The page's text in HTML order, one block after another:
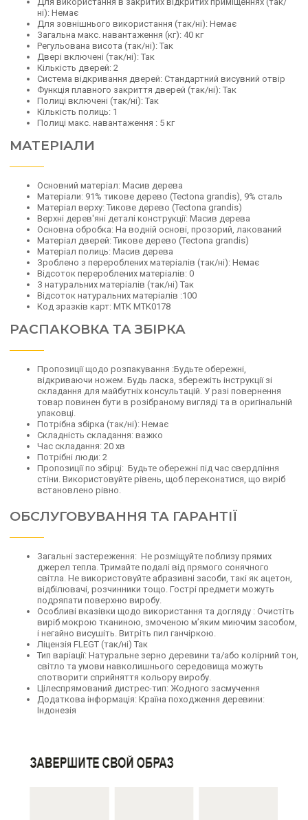
ні): Немає
Для зовнішнього використання (так/ні): Немає
Загальна макс. навантаження (кг): 40 кг
Регульована висота (так/ні): Так
Двері включені (так/ні): Так
Кількість дверей: 2
Система відкривання дверей: Стандартний висувний отвір
Функція плавного закриття дверей (так/ні): Так
Полиці включені (так/ні): Так
Кількість полиць: 1
Полиці макс. навантаження : 5 кг
МАТЕРІАЛИ
Основний матеріал: Масив дерева
Матеріали: 91% тикове дерево (Tectona grandis), 9% сталь
Матеріал верху: Тикове дерево (Tectona grandis)
Верхні дерев'яні деталі конструкції: Масив дерева
Основна обробка: На водній основі, прозорий, лакований
Матеріал дверей: Тикове дерево (Tectona grandis)
Матеріал полиць: Масив дерева
Зроблено з перероблених матеріалів (так/ні): Немає
Відсоток перероблених матеріалів: 0
З натуральних матеріалів (так/ні) Так
Відсоток натуральних матеріалів :100
Код зразків карт: MTK MTK0178
РАСПАКОВКА ТА ЗБІРКА
Пропозиції щодо розпакування :Будьте обережні,
відкриваючи ножем. Будь ласка, збережіть інструкції зі
складання для майбутніх консультацій. У разі повернення
товар повинен бути в розібраному вигляді та в оригінальній
упаковці.
Потрібна збірка (так/ні): Немає
Складність складання: важко
Час складання: 20 хв
Потрібні люди: 2
Пропозиції по збірці: Будьте обережні під час свердління
стіни. Використовуйте рівень, щоб переконатися, що виріб
встановлено рівно.
ОБСЛУГОВУВАННЯ ТА ГАРАНТІЇ
Загальні застереження: Не розміщуйте поблизу прямих
джерел тепла. Тримайте подалі від прямого сонячного
світла. Не використовуйте абразивні засоби, такі як ацетон,
відбілювачі, розчинники тощо. Гострі предмети можуть
подряпати поверхню виробу.
Особливі вказівки щодо використання та догляду : Очистіть
виріб мокрою тканиною, змоченою м’яким миючим засобом,
і негайно висушіть. Витріть пил ганчіркою.
Ліцензія FLEGT (так/ні) Так
Тип варіації: Натуральне зерно деревини та/або колірний тон,
світло та умови навколишнього середовища можуть
спотворити сприйняття кольору виробу.
Цілеспрямований дистрес-тип: Жодного засмучення
Додаткова інформація: Країна походження деревини:
Індонезія